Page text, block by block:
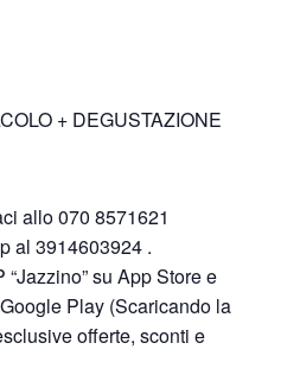
+ DEGUSTAZIONE
allo 070 8571621
al 3914603924 .
su App Store e
Play (Scaricando la
offerte, sconti e